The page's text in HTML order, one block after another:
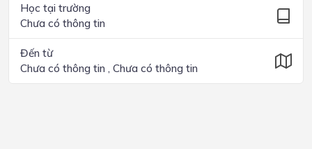
Học tại trường
Chưa có thông tin
Đến từ
Chưa có thông tin , Chưa có thông tin